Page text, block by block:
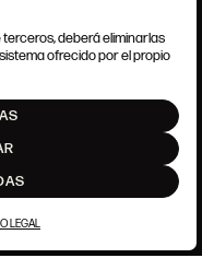
deberá eliminarlas
ofrecido por el propio
LEGAL